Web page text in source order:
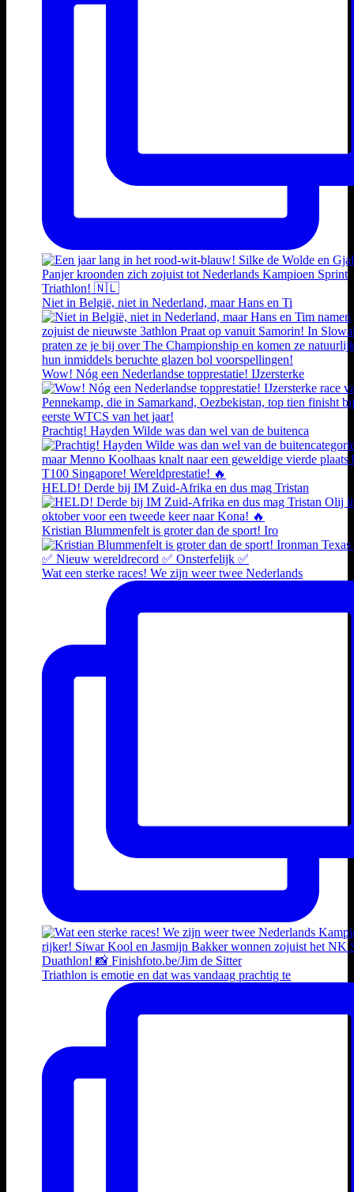
Niet in België, niet in Nederland, maar Hans en Ti
Wow! Nóg een Nederlandse topprestatie! IJzersterke
Prachtig! Hayden Wilde was dan wel van de buitenca
HELD! Derde bij IM Zuid-Afrika en dus mag Tristan
Kristian Blummenfelt is groter dan de sport! Iro
Wat een sterke races! We zijn weer twee Nederlands
Triathlon is emotie en dat was vandaag prachtig te